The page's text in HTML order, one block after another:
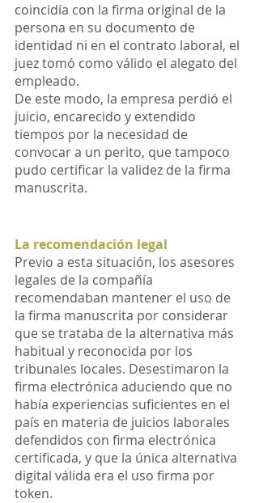
coincidía con la firma original de la
persona en su documento de
identidad ni en el contrato laboral, el
juez tomó como válido el alegato del
empleado.
De este modo, la empresa perdió el
juicio, encarecido y extendido
tiempos por la necesidad de
convocar a un perito, que tampoco
pudo certificar la validez de la firma
manuscrita.
La recomendación legal
Previo a esta situación, los asesores
legales de la compañía
recomendaban mantener el uso de
la firma manuscrita por considerar
que se trataba de la alternativa más
habitual y reconocida por los
tribunales locales. Desestimaron la
firma electrónica aduciendo que no
había experiencias suficientes en el
país en materia de juicios laborales
defendidos con firma electrónica
certificada, y que la única alternativa
digital válida era el uso firma por
token.